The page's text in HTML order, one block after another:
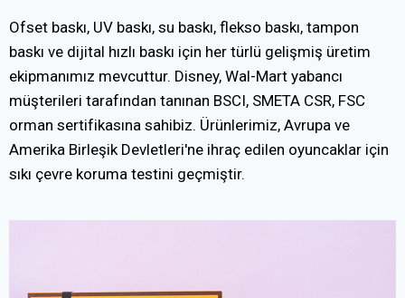
Ofset baskı, UV baskı, su baskı, flekso baskı, tampon
baskı ve dijital hızlı baskı için her türlü gelişmiş üretim
ekipmanımız mevcuttur. Disney, Wal-Mart yabancı
müşterileri tarafından tanınan BSCI, SMETA CSR, FSC
orman sertifikasına sahibiz. Ürünlerimiz, Avrupa ve
Amerika Birleşik Devletleri'ne ihraç edilen oyuncaklar için
sıkı çevre koruma testini geçmiştir.